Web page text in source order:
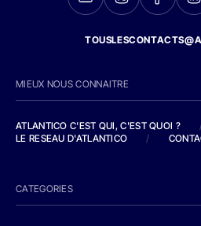
MIEUX NOUS CONNAITRE
ATLANTICO C'EST QUI, C'EST QUOI ?
LE RESEAU D'ATLANTICO
/
CATEGORIES